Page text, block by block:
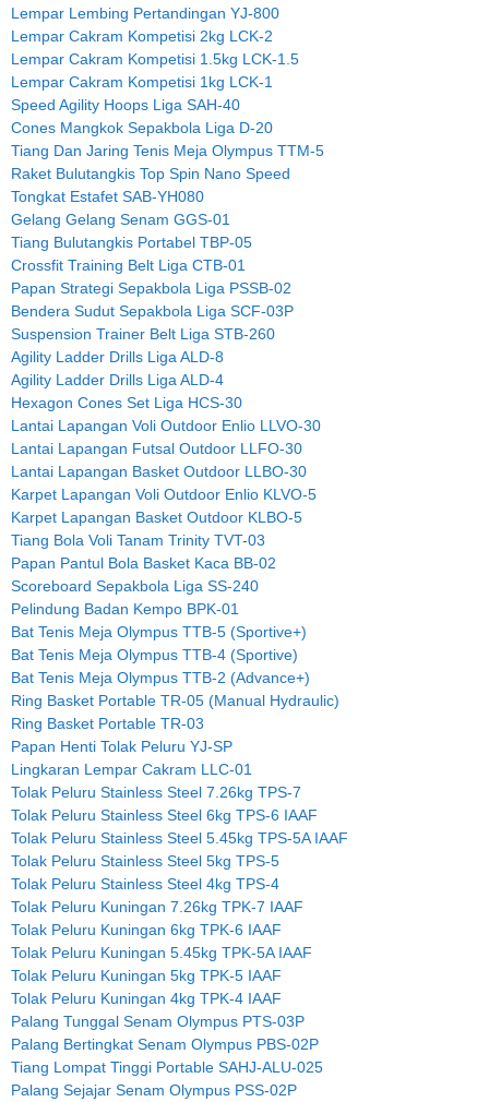
Lempar Lembing Pertandingan YJ-800
Lempar Cakram Kompetisi 2kg LCK-2
Lempar Cakram Kompetisi 1.5kg LCK-1.5
Lempar Cakram Kompetisi 1kg LCK-1
Speed Agility Hoops Liga SAH-40
Cones Mangkok Sepakbola Liga D-20
Tiang Dan Jaring Tenis Meja Olympus TTM-5
Raket Bulutangkis Top Spin Nano Speed
Tongkat Estafet SAB-YH080
Gelang Gelang Senam GGS-01
Tiang Bulutangkis Portabel TBP-05
Crossfit Training Belt Liga CTB-01
Papan Strategi Sepakbola Liga PSSB-02
Bendera Sudut Sepakbola Liga SCF-03P
Suspension Trainer Belt Liga STB-260
Agility Ladder Drills Liga ALD-8
Agility Ladder Drills Liga ALD-4
Hexagon Cones Set Liga HCS-30
Lantai Lapangan Voli Outdoor Enlio LLVO-30
Lantai Lapangan Futsal Outdoor LLFO-30
Lantai Lapangan Basket Outdoor LLBO-30
Karpet Lapangan Voli Outdoor Enlio KLVO-5
Karpet Lapangan Basket Outdoor KLBO-5
Tiang Bola Voli Tanam Trinity TVT-03
Papan Pantul Bola Basket Kaca BB-02
Scoreboard Sepakbola Liga SS-240
Pelindung Badan Kempo BPK-01
Bat Tenis Meja Olympus TTB-5 (Sportive+)
Bat Tenis Meja Olympus TTB-4 (Sportive)
Bat Tenis Meja Olympus TTB-2 (Advance+)
Ring Basket Portable TR-05 (Manual Hydraulic)
Ring Basket Portable TR-03
Papan Henti Tolak Peluru YJ-SP
Lingkaran Lempar Cakram LLC-01
Tolak Peluru Stainless Steel 7.26kg TPS-7
Tolak Peluru Stainless Steel 6kg TPS-6 IAAF
Tolak Peluru Stainless Steel 5.45kg TPS-5A IAAF
Tolak Peluru Stainless Steel 5kg TPS-5
Tolak Peluru Stainless Steel 4kg TPS-4
Tolak Peluru Kuningan 7.26kg TPK-7 IAAF
Tolak Peluru Kuningan 6kg TPK-6 IAAF
Tolak Peluru Kuningan 5.45kg TPK-5A IAAF
Tolak Peluru Kuningan 5kg TPK-5 IAAF
Tolak Peluru Kuningan 4kg TPK-4 IAAF
Palang Tunggal Senam Olympus PTS-03P
Palang Bertingkat Senam Olympus PBS-02P
Tiang Lompat Tinggi Portable SAHJ-ALU-025
Palang Sejajar Senam Olympus PSS-02P